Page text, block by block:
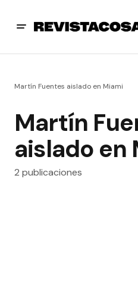
Martín Fuentes aislado en Miami
Martín
aislado en
2 publicaciones